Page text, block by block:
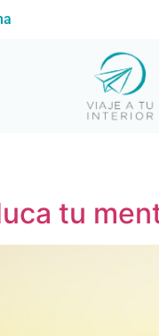
tu